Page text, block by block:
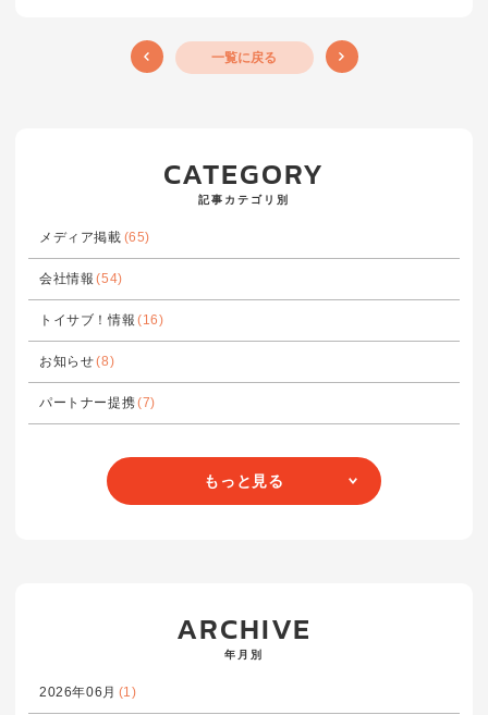
一覧に戻る
CATEGORY
記事カテゴリ別
メディア掲載 (65)
会社情報 (54)
トイサブ！情報 (16)
お知らせ(8)
パートナー提携(7)
もっと見る
ARCHIVE
年月別
2026年06月 (1)